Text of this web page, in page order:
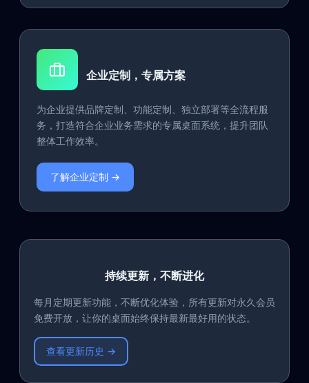
企业定制，专属方案
为企业提供品牌定制、功能定制、独立部署等全流程服
务，打造符合企业业务需求的专属桌面系统，提升团队
整体工作效率。
了解企业定制 →
持续更新，不断进化
每月定期更新功能，不断优化体验，所有更新对永久会员
免费开放，让你的桌面始终保持最新最好用的状态。
查看更新历史 →